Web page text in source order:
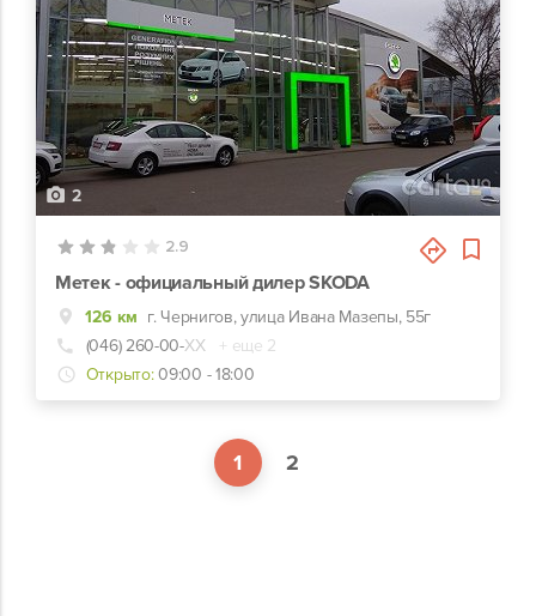
2
2.9
Метек - официальный дилер SKODA
126 км г. Чернигов, улица Ивана Мазепы, 55г
(046) 260-00-ХХ
+ еще 2
Открыто: 09:00 - 18:00
1 2